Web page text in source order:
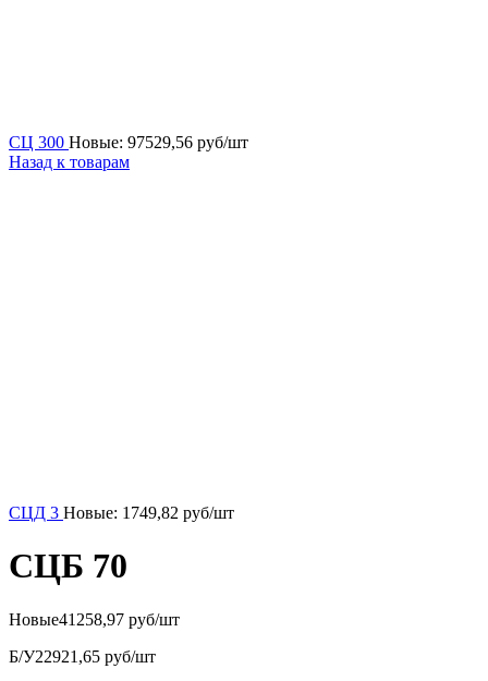
СЦ 300 Новые: 97529,56 руб/шт
Назад к товарам
СЦД 3 Новые: 1749,82 руб/шт
СЦБ 70
Новые41258,97 руб/шт
Б/У22921,65 руб/шт